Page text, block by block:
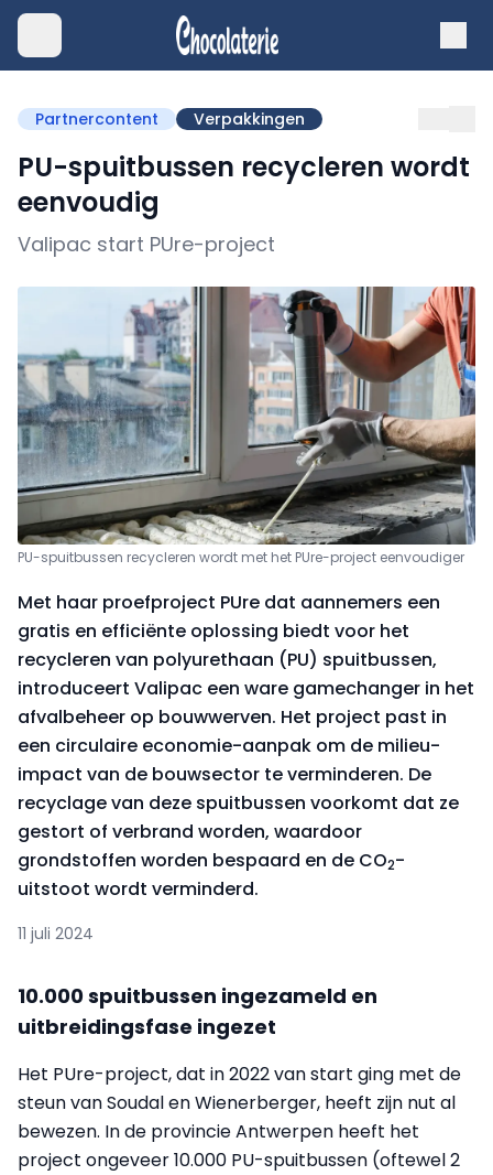
Partnercontent Verpakkingen
PU-spuitbussen recycleren wordt
eenvoudig
Valipac start PUre-project
PU-spuitbussen recycleren wordt met het PUre-project eenvoudiger
Met haar proefproject PUre dat aannemers een
gratis en efficiënte oplossing biedt voor het
recycleren van polyurethaan (PU) spuitbussen,
introduceert Valipac een ware gamechanger in het
afvalbeheer op bouwwerven. Het project past in
een circulaire economie-aanpak om de milieu-
impact van de bouwsector te verminderen. De
recyclage van deze spuitbussen voorkomt dat ze
gestort of verbrand worden, waardoor
grondstoffen worden bespaard en de CO2-
uitstoot wordt verminderd.
11 juli 2024
10.000 spuitbussen ingezameld en
uitbreidingsfase ingezet
Het PUre-project, dat in 2022 van start ging met de
steun van Soudal en Wienerberger, heeft zijn nut al
bewezen. In de provincie Antwerpen heeft het
project ongeveer 10.000 PU-spuitbussen (oftewel 2